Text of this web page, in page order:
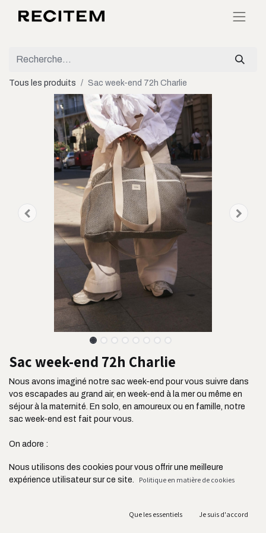
Tous les produits Sac week-end 72h Charlie
Sac week-end 72h Charlie
Nous avons imaginé notre sac week-end pour vous suivre dans
vos escapades au grand air, en week-end à la mer ou même en
séjour à la maternité. En solo, en amoureux ou en famille, notre
sac week-end est fait pour vous.
On adore :
- Ses 3 poches extérieures : idéal pour y ranger ses billets, un livre
etc
- Son tissu ultra résistant issu de l'industrie de l'ameublement et
Nous utilisons des cookies pour vous offrir une meilleure
expérience utilisateur sur ce site.
Politique en matière de cookies
Que les essentiels Je suis d'accord